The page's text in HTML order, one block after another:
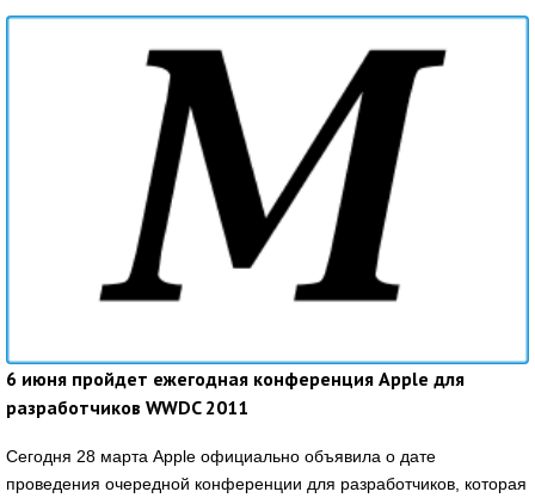
6 июня пройдет ежегодная конференция Apple для
разработчиков WWDC 2011
Сегодня 28 марта Apple официально объявила о дате
проведения очередной конференции для разработчиков, которая